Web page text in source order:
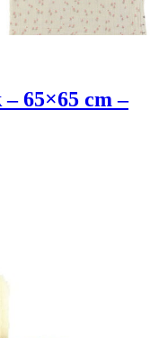
65×65 cm –